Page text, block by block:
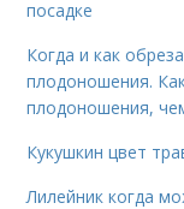
посадке
Когда и как
плодоношения.
плодоношения,
Кукушкин цвет
Лилейник когда